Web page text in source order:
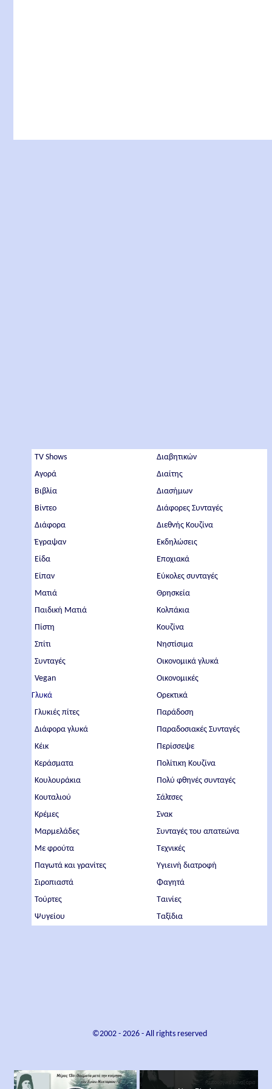
TV Shows
Αγορά
Βιβλία
Βίντεο
Διάφορα
Έγραψαν
Είδα
Είπαν
Ματιά
Παιδική Ματιά
Πίστη
Σπίτι
Συνταγές
Vegan
Γλυκά
Γλυκιές πίτες
Διάφορα γλυκά
Κέικ
Κεράσματα
Κουλουράκια
Κουταλιού
Κρέμες
Μαρμελάδες
Με φρούτα
Παγωτά και γρανίτες
Σιροπιαστά
Τούρτες
Ψυγείου
Διαβητικών
Διαίτης
Διασήμων
Διάφορες Συνταγές
Διεθνής Κουζίνα
Εκδηλώσεις
Εποχιακά
Εύκολες συνταγές
Θρησκεία
Κολπάκια
Κουζίνα
Νηστίσιμα
Οικονομικά γλυκά
Οικονομικές
Ορεκτικά
Παράδοση
Παραδοσιακές Συνταγές
Περίσσεψε
Πολίτικη Κουζίνα
Πολύ φθηνές συνταγές
Σάλτσες
Σνακ
Συνταγές του απατεώνα
Τεχνικές
Υγιεινή διατροφή
Φαγητά
Ταινίες
Ταξίδια
©2002 - 2026- All rights reserved
×